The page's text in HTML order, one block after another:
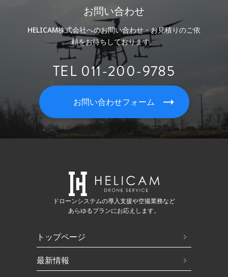
お問い合わせ
HELICAM株式会社へのお問い合わせ・お見積りのご依
頼をお待ちしております。
TEL 011-200-9785
お問い合わせフォーム
ドローンシステムの導入支援や空撮業務など
あらゆるプランにお応えします。
トップページ
最新情報